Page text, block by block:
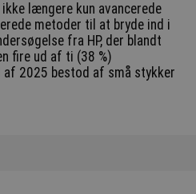
længere kun avancerede
metoder til at bryde ind i
fra HP, der blandt
fire ud af ti (38 %)
2025 bestod af små stykker